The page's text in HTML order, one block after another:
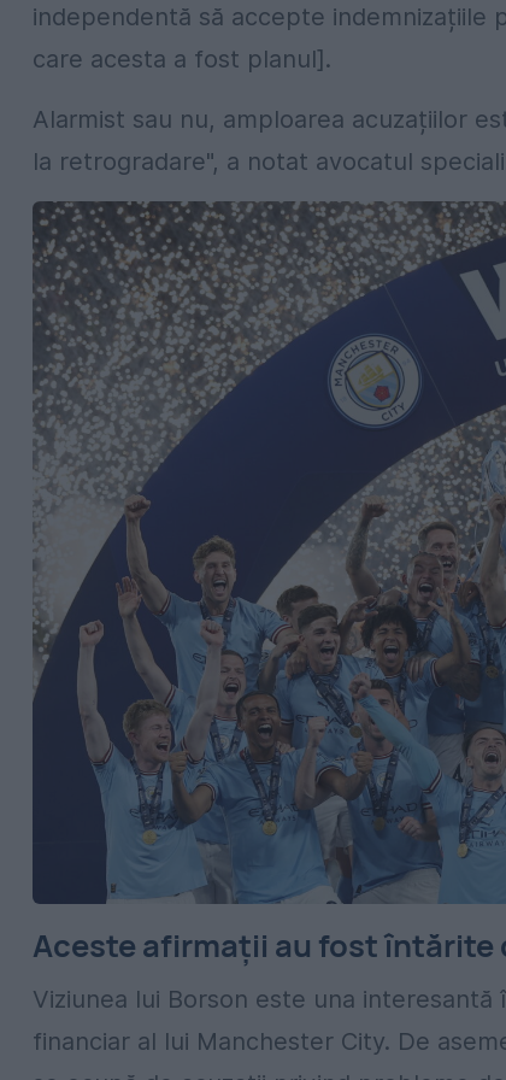
independentă să accepte indemnizațiile
care acesta a fost planul].
Alarmist sau nu, amploarea acuzațiilor
la retrogradare", a notat avocatul
Aceste afirmații au fost întărite
Viziunea lui Borson este una
financiar al lui Manchester City. De